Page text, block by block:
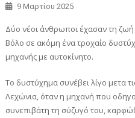
9 Μαρτίου 2025
Δύο νέοι άνθρωποι έχασαν τη
Βόλο σε ακόμη ένα τροχαίο
μηχανής με αυτοκίνητο.
Το δυστύχημα συνέβει λίγο μετα
Λεχώνια, όταν η μηχανή που
συνεπιβάτη τη σύζυγό του,